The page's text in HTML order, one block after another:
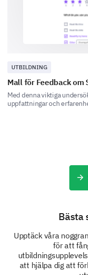
If yes, what was
Assured of action
Others (Please
UTBILDNING
Mall för Feedback om
Med denna viktiga
uppfattningar och
Bästa
Upptäck våra
för att
att hjälpa dig att